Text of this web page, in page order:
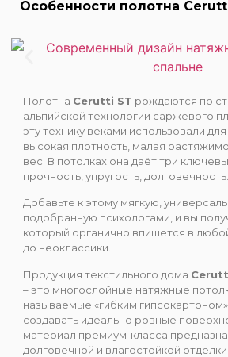
Цена 540 руб.
Цена 1080 руб.
Особенности полотна
Полотна Cerutti ST рождаются по
альпийской технологии саржевого
эту технику веками использовали
высокая плотность, малая
вес. В потолках она даёт три
прочность, упругость, долговечность.
Добавьте к этому мягкую,
подобранную психологами, и вы
который органично впишется в
до неоклассики.
Продукция текстильного дома
– это многослойные натяжные
называемые «гибким
создавать идеально ровные
материал премиум-класса
долговечной и влагостойкой